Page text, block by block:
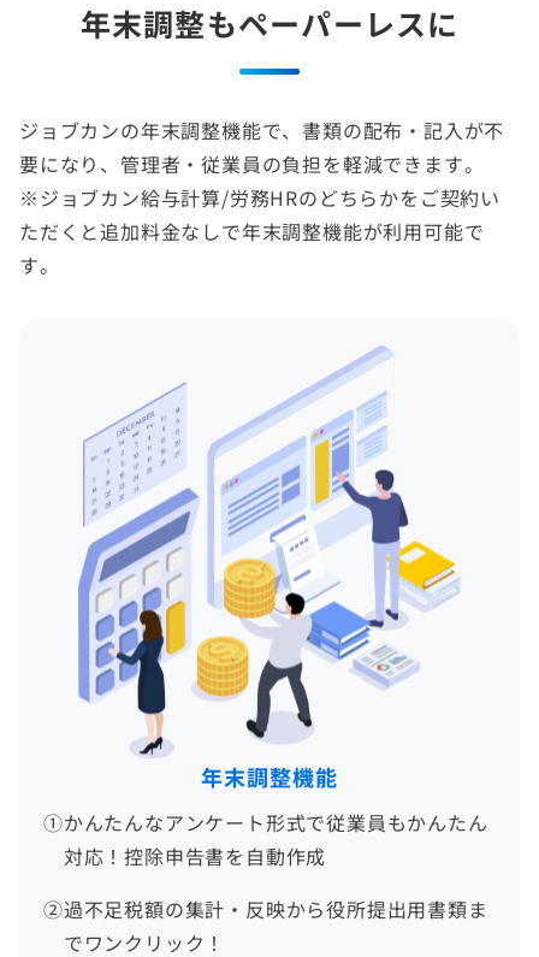
年末調整もペーパーレスに
ジョブカンの年末調整機能で、書類の配布・記入が不
要になり、管理者・従業員の負担を軽減できます。
※ジョブカン給与計算/労務HRのどちらかをご契約い
ただくと追加料金なしで年末調整機能が利用可能で
す。
年末調整機能
①かんたんなアンケート形式で従業員もかんたん
対応！控除申告書を自動作成
②過不足税額の集計・反映から役所提出用書類ま
でワンクリック！